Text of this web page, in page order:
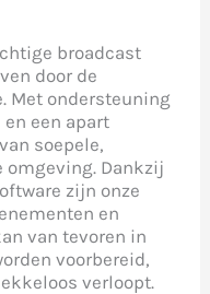
broadcast
door de
Met ondersteuning
een apart
soepele,
Dankzij
zijn onze
en
van tevoren in
voorbereid,
verloopt.